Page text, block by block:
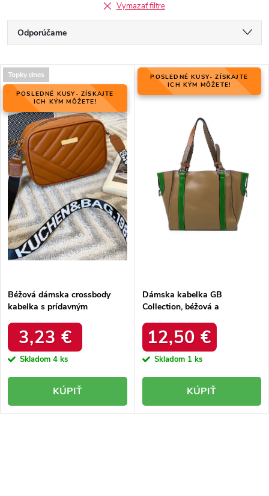
Vymazať filtre
a
d
e
i
e
p
r
o
u
k
t
o
Odporúčame
Najdrahšie
Najpredávanejšie
Abecedne
V
ý
i
s
p
r
o
d
u
k
t
Topky dnes
POSLEDNÉ KUSY- ZÍSKAJTE
ICH KÝM MÔŽETE!
Béžová dámska crossbody
kabelka s prídavným
Massini Rosa, kód produktu
EB38846 Brown
3,23 €
Skladom 4 ks
KÚPIŤ
POSLEDNÉ KUSY- ZÍSKAJTE
ICH KÝM MÔŽETE!
Dámska kabelka GB
Collection, béžová a
prídavným ramienkom, kód
produktu 5013
12,50 €
Skladom 1 ks
KÚPIŤ